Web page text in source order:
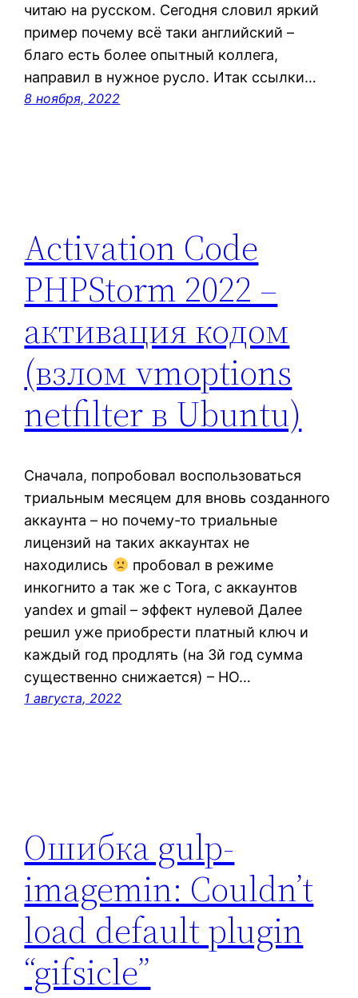
читаю на русском. Сегодня словил яркий
пример почему всё таки английский –
благо есть более опытный коллега,
направил в нужное русло. Итак ссылки…
8 ноября, 2022
Activation Code
PHPStorm 2022 –
активация кодом
(взлом vmoptions
netfilter в Ubuntu)
Сначала, попробовал воспользоваться
триальным месяцем для вновь созданного
аккаунта – но почему-то триальные
лицензий на таких аккаунтах не
находились
пробовал в режиме
инкогнито а так же с Tora, с аккаунтов
yandex и gmail – эффект нулевой Далее
решил уже приобрести платный ключ и
каждый год продлять (на 3й год сумма
существенно снижается) – НО…
1 августа, 2022
Ошибка gulp-
imagemin: Couldn’t
load default plugin
“gifsicle”